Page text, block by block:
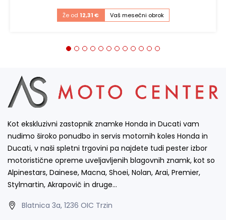
Že od 12,31 € Vaš mesečni obrok
Kot ekskluzivni zastopnik znamke Honda in Ducati vam
nudimo široko ponudbo in servis motornih koles Honda in
Ducati, v naši spletni trgovini pa najdete tudi pester izbor
motoristične opreme uveljavljenih blagovnih znamk, kot so
Alpinestars, Dainese, Macna, Shoei, Nolan, Arai, Premier,
Stylmartin, Akrapovič in druge…
Blatnica 3a, 1236 OIC Trzin